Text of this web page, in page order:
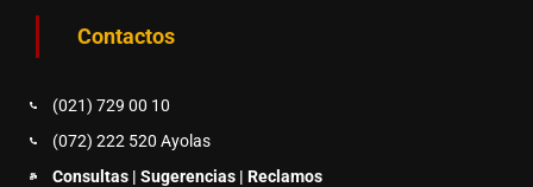
Contactos
(021) 729 00 10
(072) 222 520 Ayolas
Consultas | Sugerencias | Reclamos